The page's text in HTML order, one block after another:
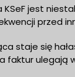
jest
przed
staje się
faktur ulegają